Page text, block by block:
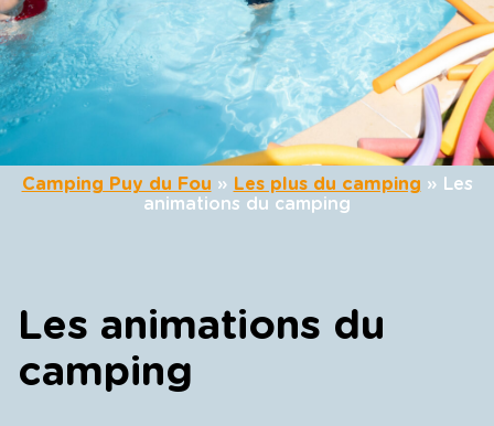
Camping Puy du Fou » Les plus du camping » Les
animations du camping
Les animations du
camping